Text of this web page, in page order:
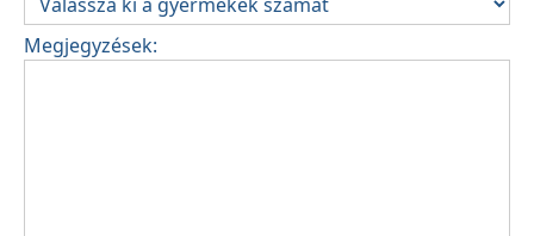
Megjegyzések: